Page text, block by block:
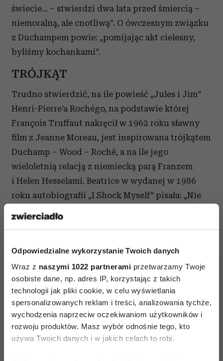
Odpowiedzialne wykorzystanie Twoich danych
Wraz z naszymi 1022 partnerami przetwarzamy Twoje
osobiste dane, np. adres IP, korzystając z takich
technologii jak pliki cookie, w celu wyświetlania
spersonalizowanych reklam i treści, analizowania tychże,
wychodzenia naprzeciw oczekiwaniom użytkowników i
rozwoju produktów. Masz wybór odnośnie tego, kto
używa Twoich danych i w jakich celach to robi.
świecie… – stwierdzi dwa lata przed śmiercią –
niemoralną, ale cnotliwą”. O ówczesnym związku
z Duchampem powie: „pomijając akt cielesny,
byliśmy kochankami”.
TRÓJKĄT
Trudno stwierdzić, na ile powieść „Jules i Jim”
Henri-Pierre’a Rochégo, na podstawie której
François Truffaut nakręcił w 1962 roku sławny
film z Jeanne Moreau, jest inspirowana trójkątem
Duchamp – Wood – Roché, a na ile jego
wieloletnią relacją z niemiecką parą Franzem
i Helen Hesselami. Beatrice w wydanej w 1986
roku autobiografii „I Shock Myself” pisała: „Nie
w czasie pierwszej wojny jako doradca rządowy
Naczelnej Komisji Francuskiej w Waszyngtonie.
Chciał być dyplomatą, parał się dziennikarstwem,
dorabiał jako marszand. Był przystojny,
inteligentny, znał cały artystyczny Paryż.